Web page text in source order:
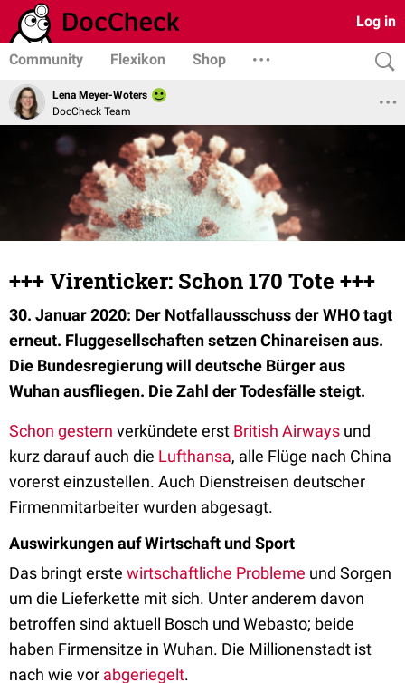
Log in
Community Flexikon Shop
Lena Meyer-Woters
DocCheck Team
+++ Virenticker: Schon 170 Tote +++
30. Januar 2020: Der Notfallausschuss der WHO tagt
erneut. Fluggesellschaften setzen Chinareisen aus.
Die Bundesregierung will deutsche Bürger aus
Wuhan ausfliegen. Die Zahl der Todesfälle steigt.
Schon gestern verkündete erst British Airways und
kurz darauf auch die Lufthansa, alle Flüge nach China
vorerst einzustellen. Auch Dienstreisen deutscher
Firmenmitarbeiter wurden abgesagt.
Auswirkungen auf Wirtschaft und Sport
Das bringt erste wirtschaftliche Probleme und Sorgen
um die Lieferkette mit sich. Unter anderem davon
betroffen sind aktuell Bosch und Webasto; beide
haben Firmensitze in Wuhan. Die Millionenstadt ist
nach wie vor abgeriegelt.